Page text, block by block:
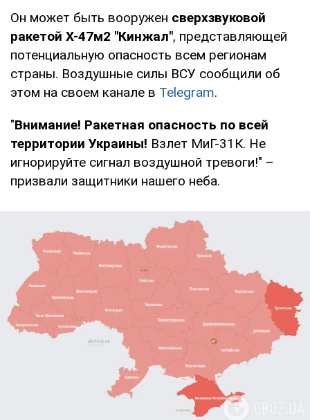
Он может быть вооружен сверхзвуковой
ракетой Х-47м2 "Кинжал", представляющей
потенциальную опасность всем регионам
страны. Воздушные силы ВСУ сообщили об
этом на своем канале в Telegram.
"Внимание! Ракетная опасность по всей
территории Украины! Взлет МиГ-31К. Не
игнорируйте сигнал воздушной тревоги!" –
призвали защитники нашего неба.